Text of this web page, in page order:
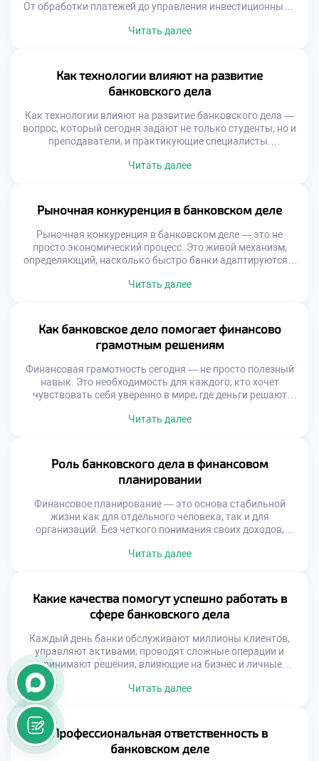
От обработки платежей до управления инвестиционными
спектр деятельности. Она требует точности,
выпускников экономических вузов, но и у молодёжи,
выбирающей […]
Читать далее
Как технологии влияют на развитие
банковского дела
Как технологии влияют на развитие банковского дела —
вопрос, который сегодня задают не только студенты, но и
преподаватели, и практикующие специалисты.
Раньше клиенты часами стояли в очередях, заполняли
приложении, без визита в отделение. Эта […]
Читать далее
Рыночная конкуренция в банковском деле
Рыночная конкуренция в банковском деле — это не
просто экономический процесс. Это живой механизм,
определяющий, насколько быстро банки адаптируются к
качество финансовых услуг. В условиях жёсткой борьбы
конкуренция в банковском деле становится […]
Читать далее
Как банковское дело помогает финансово
грамотным решениям
Финансовая грамотность сегодня — не просто полезный
навык. Это необходимость для каждого, кто хочет
чувствовать себя уверенно в мире, где деньги решают
средствами легко попасть в долговую ловушку или
становясь проводником между человеком и его
финансовым будущим. Современные […]
Читать далее
Роль банковского дела в финансовом
планировании
Финансовое планирование — это основа стабильной
жизни как для отдельного человека, так и для
организаций. Без четкого понимания своих доходов,
будущее. В этом процессе ключевую роль играет
просто хранилищами денег, а активными партнёрами в
управлении финансами. […]
Читать далее
Какие качества помогут успешно работать в
сфере банковского дела
Каждый день банки обслуживают миллионы клиентов,
управляют активами, проводят сложные операции и
принимают решения, влияющие на бизнес и личные
финансы людей. Именно поэтому профессия в сфере
банковского дела требует не просто знаний — она требует
определённого склада личности. Какие качества помогут
успешно работать в сфере банковского дела — вопрос, с
которым сталкиваются абитуриенты, студенты и […]
Читать далее
Профессиональная ответственность в
банковском деле